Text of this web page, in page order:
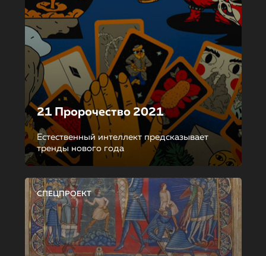
21 Пророчество 2021
Естественный интеллект предсказывает
тренды нового года
СПЕЦПРОЕКТ